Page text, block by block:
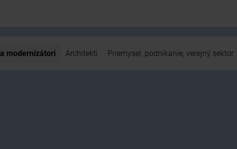
modernizátori Architekti Priemysel, podnikanie, verejný sektor